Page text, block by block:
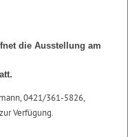
die Ausstellung am
0421/361-5826,
Verfügung.